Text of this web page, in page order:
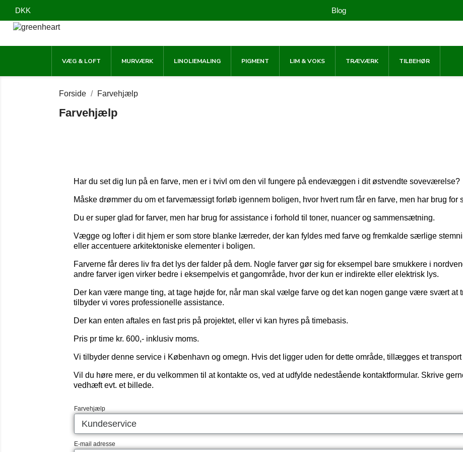
DKK Blog
VÆG & LOFT MURVÆRK LINOLIEMALING PIGMENT LIM & VOKS TRÆVÆRK TILBEHØR
Forside Farvehjælp
Farvehjælp
Har du set dig lun på en farve, men er i tvivl om den vil fungere på endevæggen i dit østvendte soveværelse?
Måske drømmer du om et farvemæssigt forløb igennem boligen, hvor hvert rum får en farve, men har brug for
Du er super glad for farver, men har brug for assistance i forhold til toner, nuancer og sammensætning.
Vægge og lofter i dit hjem er som store blanke lærreder, der kan fyldes med farve og fremkalde særlige
eller accentuere arkitektoniske elementer i boligen.
Farverne får deres liv fra det lys der falder på dem. Nogle farver gør sig for eksempel bare smukkere i
andre farver igen virker bedre i eksempelvis et gangområde, hvor der kun er indirekte eller elektrisk lys.
Der kan være mange ting, at tage højde for, når man skal vælge farve og det kan nogen gange være svært at
tilbyder vi vores professionelle assistance.
Der kan enten aftales en fast pris på projektet, eller vi kan hyres på timebasis.
Pris pr time kr. 600,- inklusiv moms.
Vi tilbyder denne service i København og omegn. Hvis det ligger uden for dette område, tillægges et transport
Vil du høre mere, er du velkommen til at kontakte os, ved at udfylde nedestående kontaktformular. Skrive
vedhæft evt. et billede.
Farvehjælp
E-mail adresse